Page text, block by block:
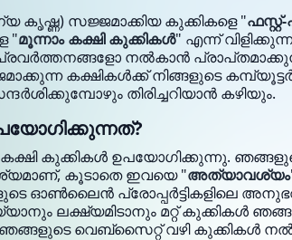
സജ്ജമാക്കിയ കുക്കികളെ "
"മൂന്നാം കക്ഷി കുക്കികൾ" എന്ന്
നൽകാൻ
കക്ഷികൾക്ക് നിങ്ങളുടെ
തിരിച്ചറിയാൻ കഴിയും.
കക്ഷി കുക്കികൾ ഉപയോഗിക്കുന്നു.
കൂടാതെ ഇവയെ "അത്യാവശ്യം
ഓൺലൈൻ പ്രോപ്പർട്ടികളിലെ
ലക്ഷ്യമിടാനും മറ്റ് കുക്കികൾ
ഞങ്ങളുടെ വെബ്‌സൈറ്റ് വഴി കുക്കികൾ